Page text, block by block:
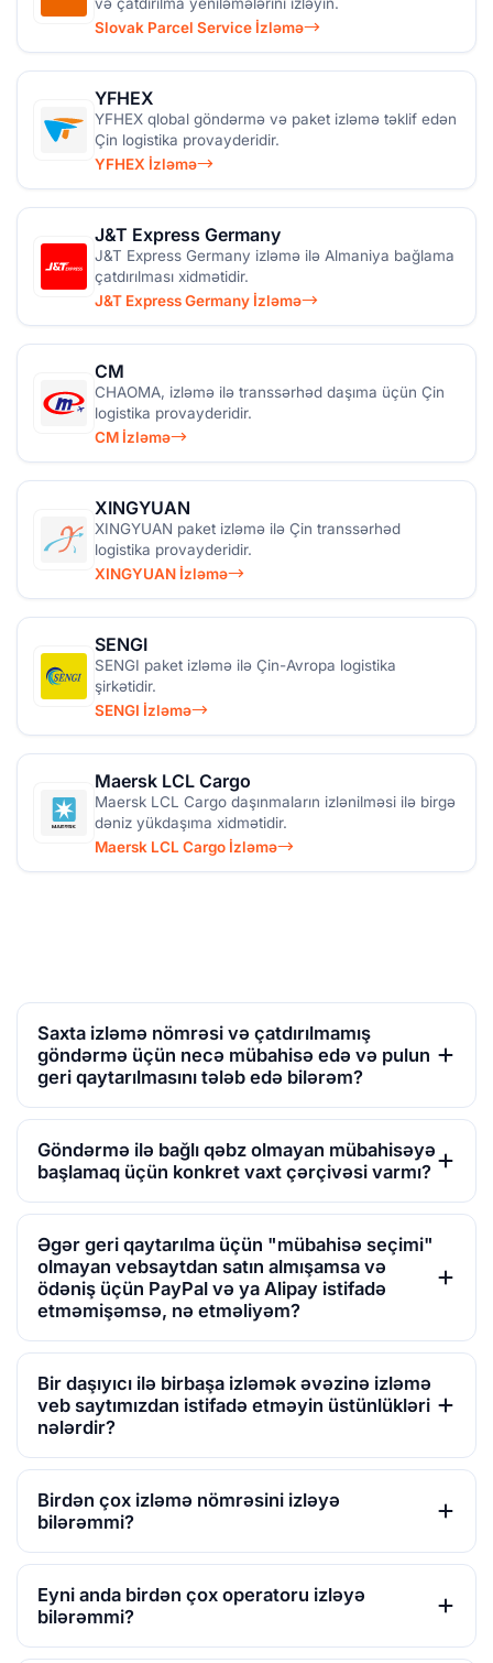
Slovak Parcel Service İzləmə
YFHEX
YFHEX qlobal göndərmə və paket izləmə təklif edən
Çin logistika provayderidir.
YFHEX İzləmə
J&T Express Germany
J&T Express Germany izləmə ilə Almaniya bağlama
çatdırılması xidmətidir.
J&T Express Germany İzləmə
CM
CHAOMA, izləmə ilə transsərhəd daşıma üçün Çin
logistika provayderidir.
CM İzləmə
XINGYUAN
XINGYUAN paket izləmə ilə Çin transsərhəd
logistika provayderidir.
XINGYUAN İzləmə
SENGI
SENGI paket izləmə ilə Çin-Avropa logistika
şirkətidir.
SENGI İzləmə
Maersk LCL Cargo
Maersk LCL Cargo daşınmaların izlənilməsi ilə birgə
dəniz yükdaşıma xidmətidir.
Maersk LCL Cargo İzləmə
Saxta izləmə nömrəsi və çatdırılmamış
göndərmə üçün necə mübahisə edə və pulun
geri qaytarılmasını tələb edə bilərəm?
Göndərmə ilə bağlı qəbz olmayan mübahisəyə
başlamaq üçün konkret vaxt çərçivəsi varmı?
Əgər geri qaytarılma üçün "mübahisə seçimi"
olmayan vebsaytdan satın almışamsa və
ödəniş üçün PayPal və ya Alipay istifadə
etməmişəmsə, nə etməliyəm?
Bir daşıyıcı ilə birbaşa izləmək əvəzinə izləmə
veb saytımızdan istifadə etməyin üstünlükləri
nələrdir?
Birdən çox izləmə nömrəsini izləyə
bilərəmmi?
Eyni anda birdən çox operatoru izləyə
bilərəmmi?